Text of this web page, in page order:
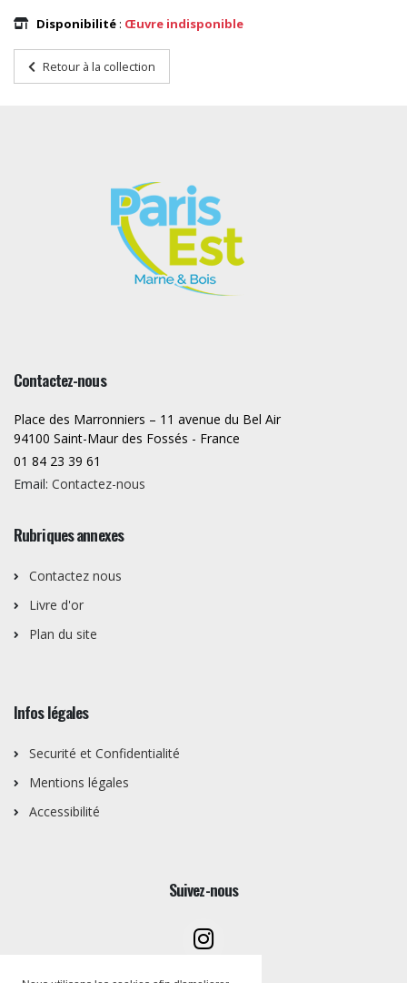
Disponibilité : Œuvre indisponible
Retour à la collection
Contactez-nous
Place des Marronniers – 11 avenue du Bel Air
94100 Saint-Maur des Fossés - France
01 84 23 39 61
Email: Contactez-nous
Rubriques annexes
Contactez nous
Livre d'or
Plan du site
Infos légales
Securité et Confidentialité
Mentions légales
Accessibilité
Suivez-nous